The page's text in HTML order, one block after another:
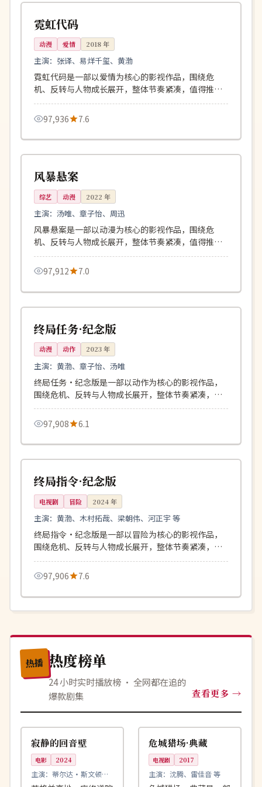
中国
霓虹代码
动漫 爱情 2018年
主演： 张译、易烊千玺、黄渤
霓虹代码是一部以爱情为核心的影视作品，围绕危
机、反转与人物成长展开，整体节奏紧凑，值得推荐
观看。
97,936
7.6
中国
4K 168分钟
风暴悬案
综艺 动漫 2022 年
主演：汤唯、章子怡、周迅
风暴悬案是一部以动漫为核心的影视作品，围绕危
机、反转与人物成长展开，整体节奏紧凑，值得推荐
观看。
97,912
7.0
韩国
4K 90分钟
终局任务·纪念版
动漫 动作 2023年
主演：黄渤、章子怡、汤唯
终局任务·纪念版是一部以动作为核心的影视作品，
围绕危机、反转与人物成长展开，整体节奏紧凑，值
得推荐观看。
97,908
6.1
日本
院线 137分钟
终局指令·纪念版
电视剧 冒险 2024年
主演：黄渤、木村拓哉、梁朝伟、河正宇 等
终局指令·纪念版是一部以冒险为核心的影视作品，
围绕危机、反转与人物成长展开，整体节奏紧凑，值
得推荐观看。
97,906
7.6
热播 热度榜单
24 小时实时播放榜 · 全网都在追的
爆款剧集
查看更多
英国
99:06
寂静的回音壁
电影 2024
主演： 蒂尔达·斯文顿、
加里·奥德曼 等
中国
99:09
危城猎场·典藏
电视剧 2017
主演： 沈腾、雷佳音 等